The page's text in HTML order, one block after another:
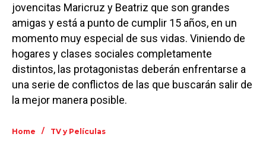
jovencitas Maricruz y Beatriz que son grandes
amigas y está a punto de cumplir 15 años, en un
momento muy especial de sus vidas. Viniendo de
hogares y clases sociales completamente
distintos, las protagonistas deberán enfrentarse a
una serie de conflictos de las que buscarán salir de
la mejor manera posible.
Home / TV y Películas